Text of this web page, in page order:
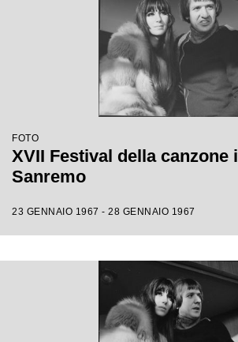
FOTO
XVII Festival della canzone
Sanremo
23 GENNAIO 1967 - 28 GENNAIO 1967